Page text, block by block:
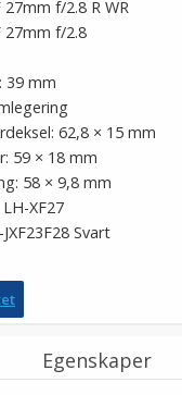
f/2.8 R WR
27mm f/2.8
39 mm
62,8 × 15 mm
59 × 18 mm
58 × 9,8 mm
XF27
Svart
Egenskaper